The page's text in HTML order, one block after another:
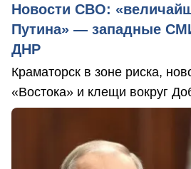
Новости СВО:
Путина» — западные
ДНР
Краматорск в зоне риска,
«Востока» и клещи вокруг